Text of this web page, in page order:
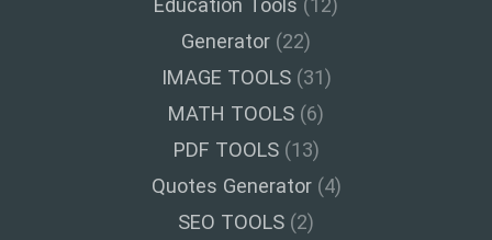
Generator (22)
IMAGE TOOLS(31)
MATH TOOLS (6)
PDF TOOLS(13)
Quotes Generator(4)
SEO TOOLS (2)